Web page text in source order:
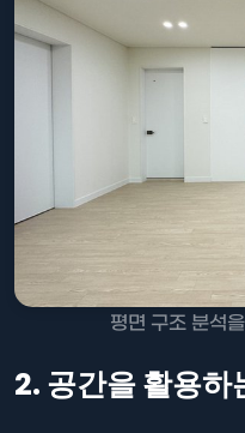
평면 구조 분석
2. 공간을 활용하